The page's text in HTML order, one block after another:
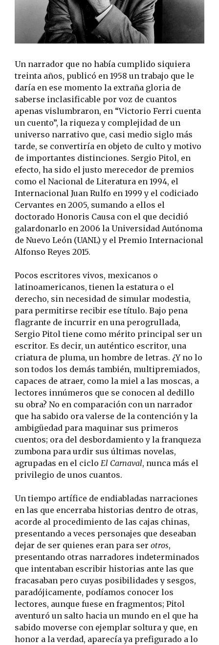
Un narrador que no había cumplido siquiera
treinta años, publicó en 1958 un trabajo que le
daría en ese momento la extraña gloria de
saberse inclasificable por voz de cuantos
apenas vislumbraron, en “Victorio Ferri cuenta
un cuento”, la riqueza y complejidad de un
universo narrativo que, casi medio siglo más
tarde, se convertiría en objeto de culto y motivo
de importantes distinciones. Sergio Pitol, en
efecto, ha sido el justo merecedor de premios
como el Nacional de Literatura en 1994, el
Internacional Juan Rulfo en 1999 y el codiciado
Cervantes en 2005, sumando a ellos el
doctorado Honoris Causa con el que decidió
galardonarlo en 2006 la Universidad Autónoma
de Nuevo León (UANL) y el Premio Internacional
Alfonso Reyes 2015.
Pocos escritores vivos, mexicanos o
latinoamericanos, tienen la estatura o el
derecho, sin necesidad de simular modestia,
para permitirse recibir ese título. Bajo pena
flagrante de incurrir en una perogrullada,
Sergio Pitol tiene como mérito principal ser un
escritor. Es decir, un auténtico escritor, una
criatura de pluma, un hombre de letras. ¿Y no lo
son todos los demás también, multipremiados,
capaces de atraer, como la miel a las moscas, a
lectores innúmeros que se conocen al dedillo
su obra? No en comparación con un narrador
que ha sabido ora valerse de la contención y la
ambigüedad para maquinar sus primeros
cuentos; ora del desbordamiento y la franqueza
zumbona para urdir sus últimas novelas,
agrupadas en el ciclo El Carnaval, nunca más el
privilegio de unos cuantos.
Un tiempo artífice de endiabladas narraciones
en las que encerraba historias dentro de otras,
acorde al procedimiento de las cajas chinas,
presentando a veces personajes que deseaban
dejar de ser quienes eran para ser otros,
presentando otras narradores indeterminados
que intentaban escribir historias ante las que
fracasaban pero cuyas posibilidades y sesgos,
paradójicamente, podíamos conocer los
lectores, aunque fuese en fragmentos; Pitol
aventuró un salto hacia un mundo en el que ha
sabido moverse con ejemplar soltura y que, en
honor a la verdad, aparecía ya prefigurado a lo